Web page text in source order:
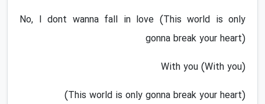
No, I dont wanna fall in love (This world is only
gonna break your heart)
With you (With you)
(This world is only gonna break your heart)